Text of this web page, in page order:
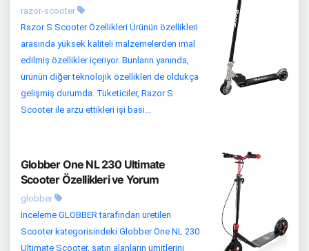
razor-scooter
Razor S Scooter Özellikleri Ürünün özellikleri
arasında yüksek kaliteli malzemelerden imal
edilmiş özellikler içeriyor. Bunların yanında,
ürünün diğer teknolojik özellikleri de oldukça
gelişmiş durumda. Tüketiciler, Razor S
Scooter ile arzu ettikleri işi basi...
Globber One NL 230 Ultimate
Scooter Özellikleri ve Yorum
globber
İnceleme GLOBBER tarafından üretilen
Scooter kategorisindeki Globber One NL 230
Ultimate Scooter, satın alanların ümitlerini